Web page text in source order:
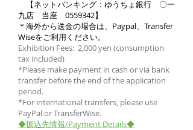
【ネットバンキング：ゆうちょ銀行 〇一
九店 当座 0559342】
＊海外から送金の場合は、Paypal、Transfer
Wiseをご利用ください。
Exhibition Fees: 2,000 yen (consumption
tax included)
*Please make payment in cash or via bank
transfer before the end of the application
period.
*For international transfers, please use
PayPal or TransferWise.
◆振込先情報/Payment Details◆